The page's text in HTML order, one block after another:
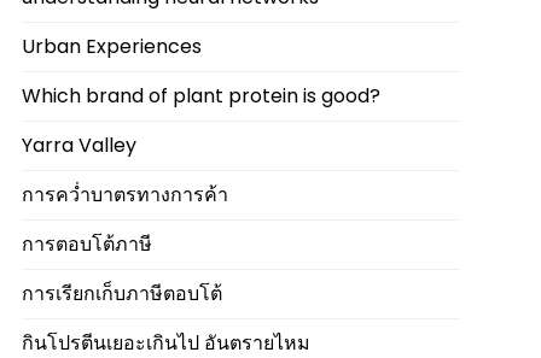
Urban Experiences
Which brand of plant protein is good?
Yarra Valley
การคว่ำบาตรทางการค้า
การตอบโต้ภาษี
การเรียกเก็บภาษีตอบโต้
กินโปรตีนเยอะเกินไป อันตรายไหม